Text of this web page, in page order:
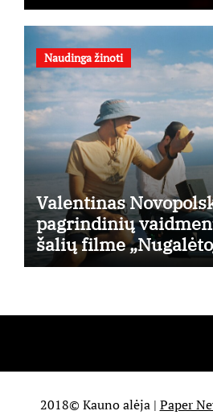
Naudinga žinoti
Valentinas
pagrindinių
šalių filme
kino teatruose –
2018© Kauno alėja | Paper